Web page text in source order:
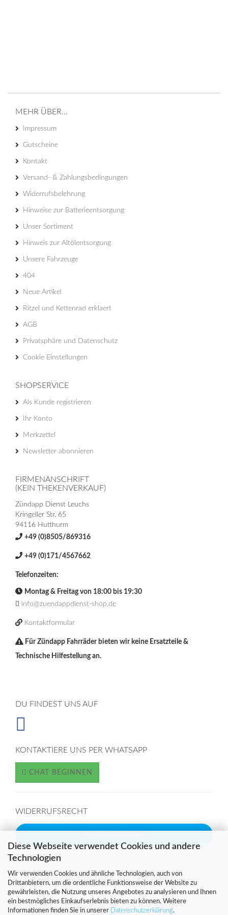
Diese Webseite verwendet Cookies und andere
Technologien
Wir verwenden Cookies und ähnliche Technologien, auch von
Drittanbietern, um die ordentliche Funktionsweise der Website zu
gewährleisten, die Nutzung unseres Angebotes zu analysieren und Ihnen
ein bestmögliches Einkaufserlebnis bieten zu können. Weitere
Informationen finden Sie in unserer
Datenschutzerklärung.
MEHR ÜBER...
Impressum
Gutscheine
Kontakt
Versand- & Zahlungsbedingungen
Widerrufsbelehrung
Hinweise zur Batterieentsorgung
Unser Sortiment
Hinweis zur Altölentsorgung
Unsere Fahrzeuge
404
Neue Artikel
Ritzel und Kettenrad erklaert
AGB
Privatsphäre und Datenschutz
Cookie Einstellungen
SHOPSERVICE
Als Kunde registrieren
Ihr Konto
Merkzettel
Newsletter abonnieren
FIRMENANSCHRIFT
(KEIN THEKENVERKAUF)
Zündapp Dienst Leuchs
Kringeller Str. 65
94116 Hutthurm
+49 (0)8505/869316
+49 (0)171/4567662
Telefonzeiten:
Montag & Freitag von 18:00 bis 19:30
info@zuendappdienst-shop.de
Kontaktformular
Für Zündapp Fahrräder bieten wir keine Ersatzteile &
Technische Hilfestellung an.
DU FINDEST UNS AUF
KONTAKTIERE UNS PER WHATSAPP
CHAT BEGINNEN
WIDERRUFSRECHT
Widerrufsbelehrung
SICHER EINKAUFEN MIT